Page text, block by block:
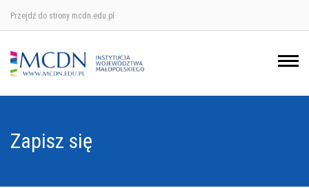
Przejdź do strony mcdn.edu.pl
Zapisz się
Ośrodek w Krakowie
Ośrodek w Nowym Sączu
Ośrodek w Tarnowie